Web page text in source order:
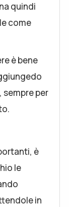
quindi
come
è bene
per
è
le
in